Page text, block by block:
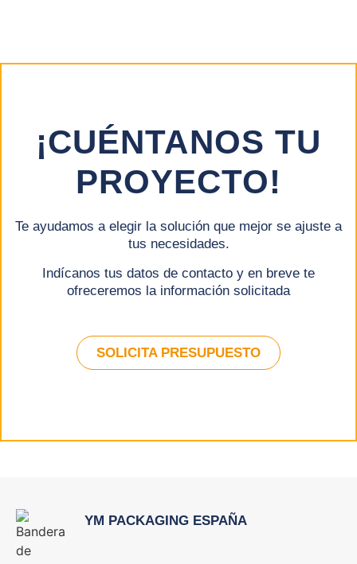
¡CUÉNTANOS TU
PROYECTO!
Te ayudamos a elegir la solución que mejor se ajuste a
tus necesidades.
Indícanos tus datos de contacto y en breve te
ofreceremos la información solicitada
SOLICITA PRESUPUESTO
YM PACKAGING ESPAÑA